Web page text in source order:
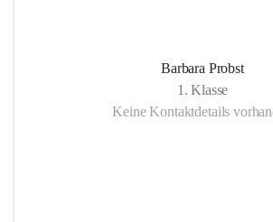
Barbara Probst
1. Klasse
Keine Kontaktdetails